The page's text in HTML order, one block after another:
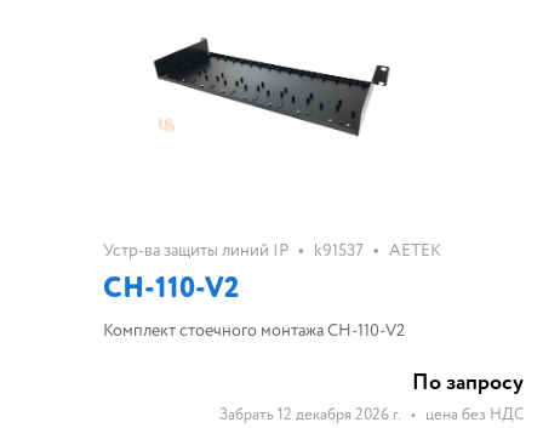
Устр-ва защиты линий IP • k91537 • AETEK
CH-110-V2
Комплект стоечного монтажа CH-110-V2
По запросу
Забрать 12 декабря 2026 г. • цена без НДС